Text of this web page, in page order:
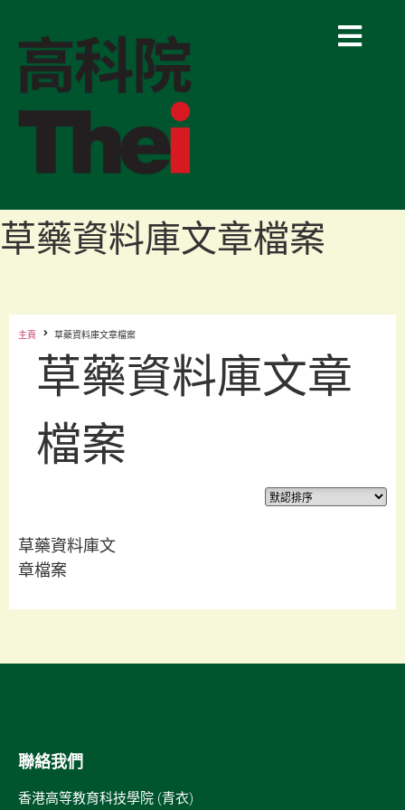
草藥資料庫文章檔案
主頁 草藥資料庫文章檔案
草藥資料庫文章
檔案
草藥資料庫文
章檔案
聯絡我們
香港高等教育科技學院 (青衣)